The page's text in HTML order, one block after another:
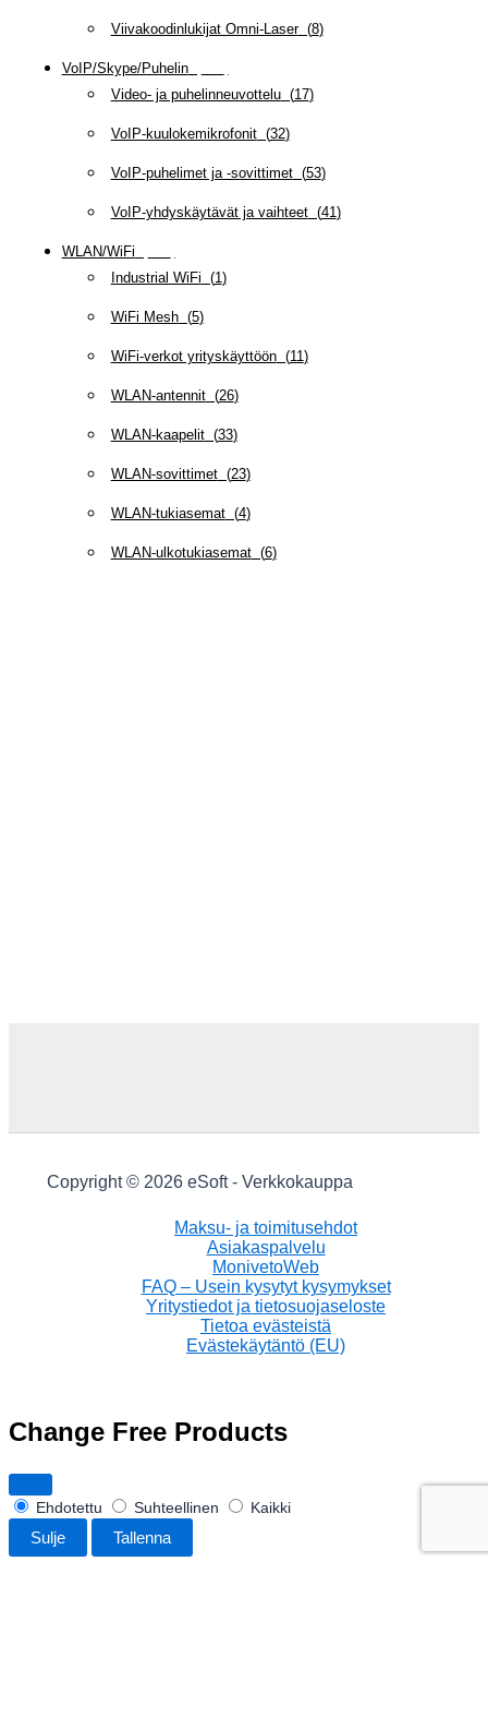
Viivakoodinlukijat Omni-Laser(8)
VoIP/Skype/Puhelin(
Video- ja puhelinneuvottelu(17)
VoIP-kuulokemikrofonit(32)
VoIP-puhelimet ja -sovittimet(53)
VoIP-yhdyskäytävät ja vaihteet(41)
WLAN/WiFi
Industrial WiFi (1)
WiFi Mesh(5)
WiFi-verkot yrityskäyttöön(11)
WLAN-antennit(26)
WLAN-kaapelit(33)
WLAN-sovittimet(23)
WLAN-tukiasemat(4)
WLAN-ulkotukiasemat(6)
Copyright © 2026 eSoft - Verkkokauppa
Maksu- ja toimitusehdot
Asiakaspalvelu
MonivetoWeb
FAQ – Usein kysytyt kysymykset
Yritystiedot ja tietosuojaseloste
Tietoa evästeistä
Evästekäytäntö (EU)
Change Free Products
Ehdotettu Suhteellinen Kaikki
Sulje Tallenna